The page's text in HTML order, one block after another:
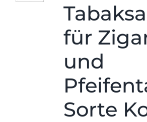
für
und
Sorte